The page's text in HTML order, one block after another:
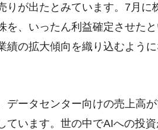
りが出たとみています。7月
を、いったん利益確定させた
績の拡大傾向を織り込むよう
データセンター向けの売上高
ています。世の中でAIへの投